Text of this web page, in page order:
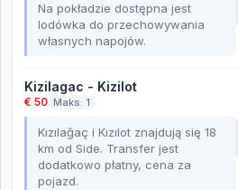
Na pokładzie dostępna jest
lodówka do przechowywania
własnych napojów.
Kizilagac - Kizilot
€ 50 Maks: 1
Kızılağaç i Kızılot znajdują się 18
km od Side. Transfer jest
dodatkowo płatny, cena za
pojazd.